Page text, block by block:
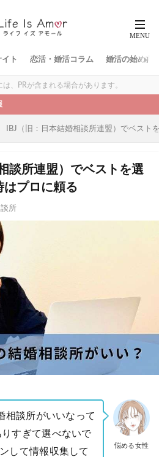
ト 恋活・婚活コラム 婚活の始め方
、PRが含まれる場合があります。
IBJ（旧：日本結婚相談所連盟）でベスト
談所連盟）でベストを選
はプロに頼る
所
悩める女性
相談所がいいなって
すぎて選べないで
して情報収集して